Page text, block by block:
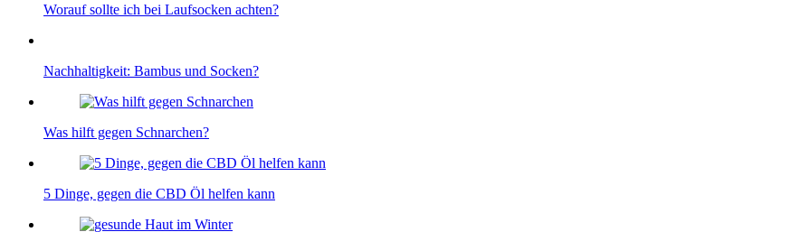
Worauf sollte ich bei Laufsocken achten?
Nachhaltigkeit: Bambus und Socken?
Was hilft gegen Schnarchen?
5 Dinge, gegen die CBD Öl helfen kann